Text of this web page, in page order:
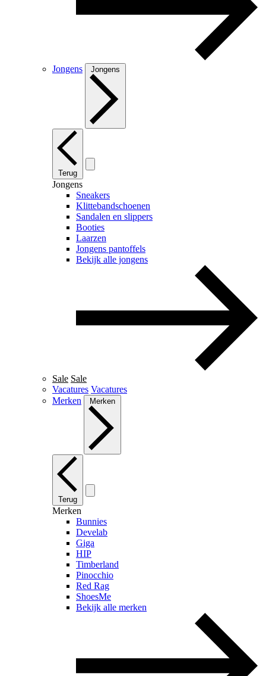
Jongens Jongens
Terug
Jongens
Sneakers
Klittebandschoenen
Sandalen en slippers
Booties
Laarzen
Jongens pantoffels
Bekijk alle jongens
Sale Sale
Vacatures Vacatures
Merken
Merken
Terug
Merken
Bunnies
Develab
Giga
HIP
Timberland
Pinocchio
Red Rag
ShoesMe
Bekijk alle merken